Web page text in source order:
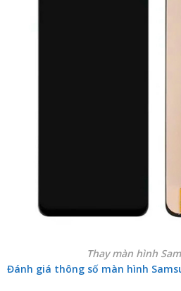
Thay màn hình
Đánh giá thông số màn hình